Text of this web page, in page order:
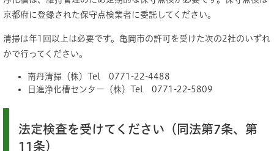
京都府に登録された保守点検業者に委託してください。
清掃は年1回以上は必要です。亀岡市の許可を受けた次の2社のいずれ
かで行ってください。
南丹清掃（株）Tel 0771-22-4488
日進浄化槽センター（株）Tel 0771-22-5809
法定検査を受けてください（同法第7条、第
11条）